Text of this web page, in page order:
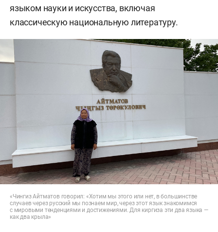
языком науки и искусства, включая
классическую национальную литературу.
«Чингиз Айтматов говорил: «Хотим мы этого или нет, в большинстве
случаев через русский мы познаем мир, через этот язык знакомимся
с мировыми тенденциями и достижениями. Для киргиза эти два языка —
как два крыла»